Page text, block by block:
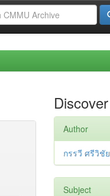
Discover
Author
กรรวี ศรีวิชัย
Subject